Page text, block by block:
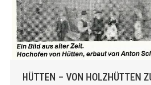
HÜTTEN – VON HOLZHÜTTEN